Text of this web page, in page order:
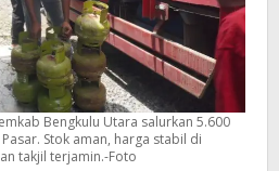
Bengkulu Utara salurkan 5.600
Stok aman, harga stabil di
takjil terjamin.-Foto